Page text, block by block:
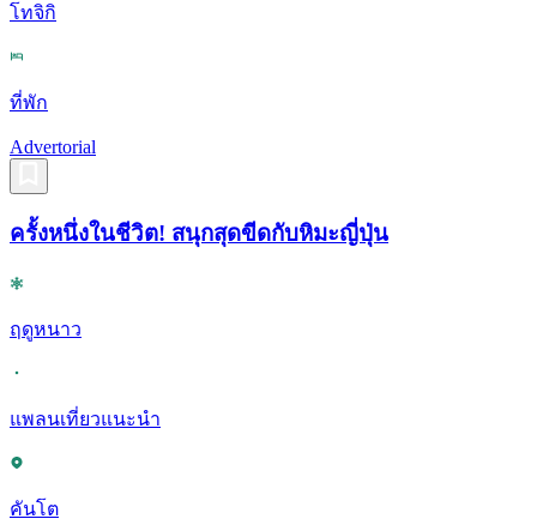
โทจิกิ
ที่พัก
Advertorial
ครั้งหนึ่งในชีวิต! สนุกสุดขีดกับหิมะญี่ปุ่น
ฤดูหนาว
แพลนเที่ยวแนะนำ
คันโต